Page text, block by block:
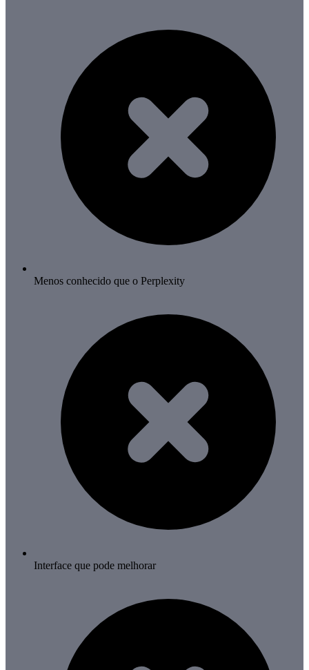
Menos conhecido que o Perplexity
Interface que pode melhorar